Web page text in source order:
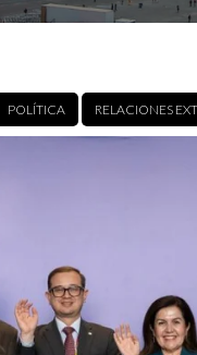
POLÍTICA RELACIONES